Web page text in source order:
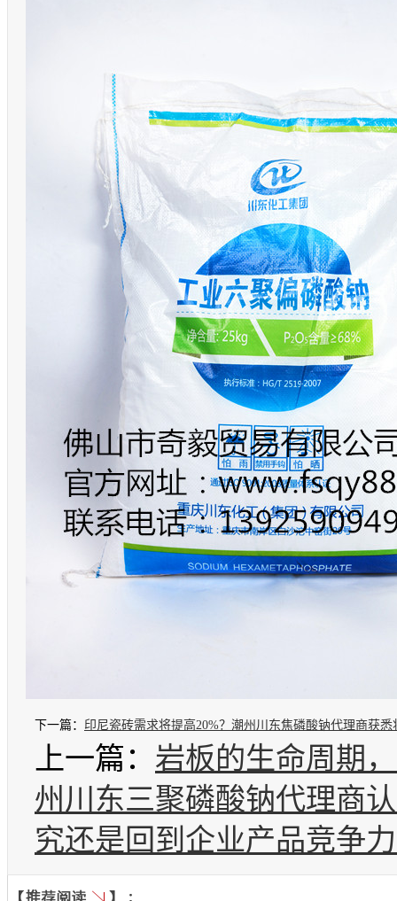
下一篇： 印尼瓷砖需求将提高20%？潮州川东焦磷酸钠代理商获
渡期上一篇： 岩板的生命周期
州川东三聚磷酸钠代理商
究还是回到企业产品竞争